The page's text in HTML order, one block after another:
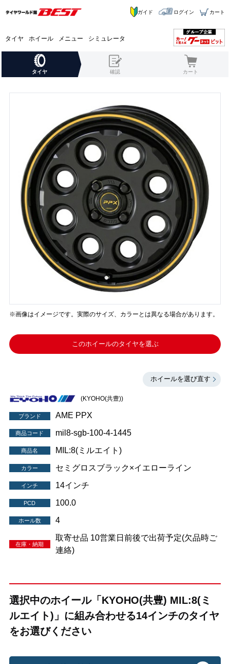
タイヤ ホイール メニュー シミュレータ
ガイド ログイン カート
タイヤ 確認 カート
※画像はイメージです。実際のサイズ、カラーとは異なる場合があります。
このホイールのタイヤを選ぶ
ホイールを選び直す
(KYOHO(共豊))
ブランド AME PPX
商品コード mil8-sgb-100-4-1445
商品名 MIL:8(ミルエイト)
カラー セミグロスブラック×イエローライン
インチ 14インチ
PCD 100.0
ホール数 4
在庫・納期
取寄せ品 10営業日前後で出荷予定(欠品時ご
連絡)
選択中のホイール「KYOHO(共豊) MIL:8(ミ
ルエイト)」に組み合わせる14インチのタイヤ
をお選びください